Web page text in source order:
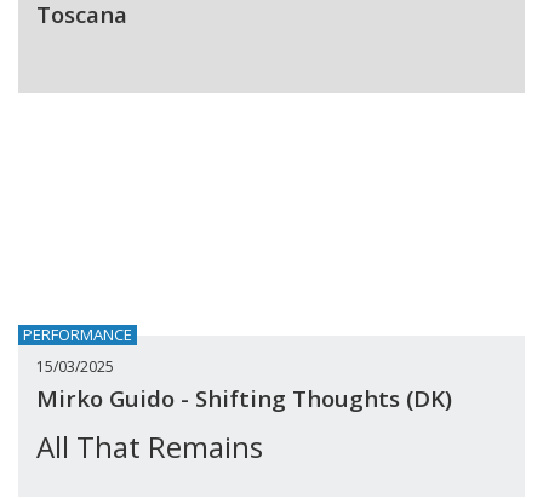
Toscana
PERFORMANCE
15/03/2025
Mirko Guido - Shifting Thoughts (DK)
All That Remains